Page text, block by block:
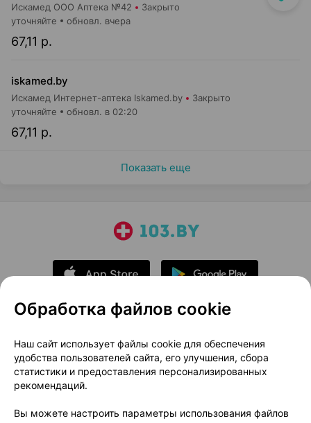
Искамед ООО Аптека №42 Закрыто
67,11 р.
уточняйте обновл. вчера
iskamed.by
Искамед Интернет-аптека Iskamed.by Закрыто
67,11 р.
уточняйте обновл. в 02:20
Показать еще
О проекте
Новости проекта
Размещение рекламы
Медицинский маркетинг
Публичный договор
Доставка
Способы оплаты
Вакансии Партнеры
Обработка файлов cookie
Наш сайт использует файлы cookie для обеспечения
удобства пользователей сайта, его улучшения, сбора
статистики и предоставления персонализированных
рекомендаций.
Вы можете настроить параметры использования файлов